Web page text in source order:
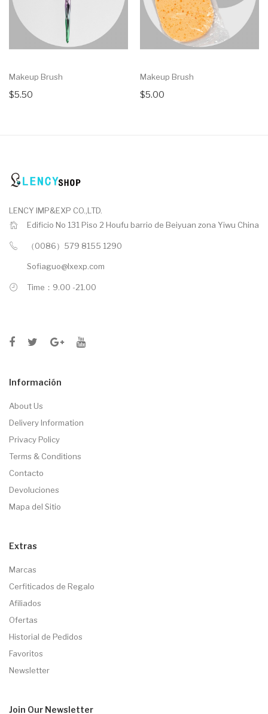
Makeup Brush
$5.50
Makeup Brush
$5.00
LENCY IMP&EXP CO.,LTD.
Edificio No 131 Piso 2 Houfu barrio de Beiyuan zona Yiwu China
（0086）579 8155 1290
Sofiaguo@lxexp.com
Time：9.00 -21.00
Información
About Us
Delivery Information
Privacy Policy
Terms & Conditions
Contacto
Devoluciones
Mapa del Sitio
Extras
Marcas
Cerfiticados de Regalo
Afiliados
Ofertas
Historial de Pedidos
Favoritos
Newsletter
Join Our Newsletter